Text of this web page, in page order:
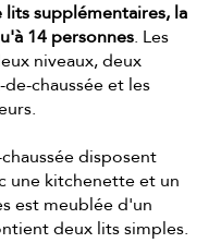
supplémentaires, la
14 personnes. Les
niveaux, deux
chaussée et les
disposent
une kitchenette et un
est meublée d'un
deux lits simples.